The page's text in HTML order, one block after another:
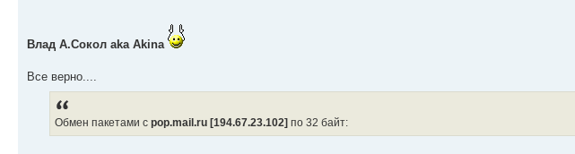
Влад А.Сокол aka Akina
Все верно....
Обмен пакетами с pop.mail.ru [194.67.23.102] по 32 байт: